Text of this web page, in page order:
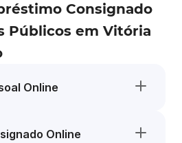
Consignado
Públicos em Vitória
Online
Online